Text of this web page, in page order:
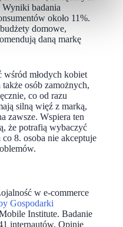
Wyniki badania
około 11%.
domowe,
daną markę
wśród młodych kobiet
osób zamożnych,
co od razu
silną więź z marką,
zawsze. Wspiera ten
że potrafią wybaczyć
8. osoba nie akceptuje
w e-commerce
Gospodarki
Institute. Badanie
internautów. Opinie